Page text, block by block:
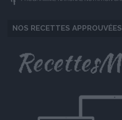
NOS RECETTES APPROUVÉES